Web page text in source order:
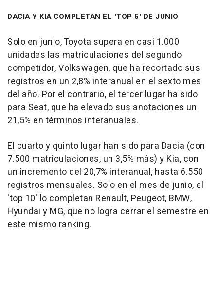
DACIA Y KIA COMPLETAN EL 'TOP 5' DE JUNIO
Solo en junio, Toyota supera en casi 1.000
unidades las matriculaciones del segundo
competidor, Volkswagen, que ha recortado sus
registros en un 2,8% interanual en el sexto mes
del año. Por el contrario, el tercer lugar ha sido
para Seat, que ha elevado sus anotaciones un
21,5% en términos interanuales.
El cuarto y quinto lugar han sido para Dacia (con
7.500 matriculaciones, un 3,5% más) y Kia, con
un incremento del 20,7% interanual, hasta 6.550
registros mensuales. Solo en el mes de junio, el
'top 10' lo completan Renault, Peugeot, BMW,
Hyundai y MG, que no logra cerrar el semestre en
este mismo ranking.